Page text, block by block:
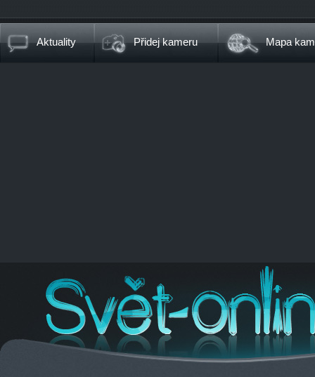
Aktuality Přidej kameru Mapa